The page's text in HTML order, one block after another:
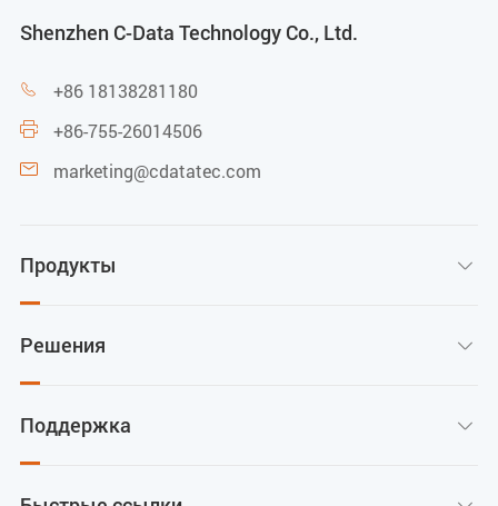
Shenzhen C-Data Technology Co., Ltd.
 +86 18138281180
 +86-755-26014506
 marketing@cdatatec.com
Продукты 
Решения 
Поддержка 